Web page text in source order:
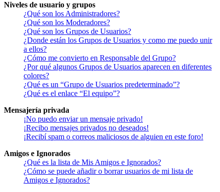
Niveles de usuario y grupos
¿Qué son los Administradores?
¿Qué son los Moderadores?
¿Qué son los Grupos de Usuarios?
¿Donde están los Grupos de Usuarios y como me puedo unir
a ellos?
¿Cómo me convierto en Responsable del Grupo?
¿Por qué algunos Grupos de Usuarios aparecen en diferentes
colores?
¿Qué es un “Grupo de Usuarios predeterminado”?
¿Qué es el enlace “El equipo”?
Mensajería privada
¡No puedo enviar un mensaje privado!
¡Recibo mensajes privados no deseados!
¡Recibí spam o correos maliciosos de alguien en este foro!
Amigos e Ignorados
¿Qué es la lista de Mis Amigos e Ignorados?
¿Cómo se puede añadir o borrar usuarios de mi lista de
Amigos e Ignorados?